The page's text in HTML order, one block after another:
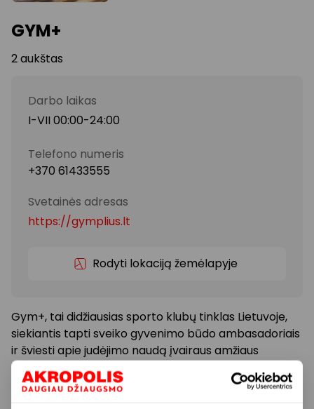
GYM+
2 aukštas
Darbo laikas
I-VII 00:00-24:00
Telefono numeris
+370 61433555
Svetainės adresas
https://gymplius.lt
Rodyti lokaciją žemėlapyje
Gym+, tai didžiausias sporto klubų tinklas Lietuvoje,
siekiantis tapti sveiko gyvenimo būdo ambasadoriais
ir šviesti apie judėjimo naudą įvairaus amžiaus
žmones.